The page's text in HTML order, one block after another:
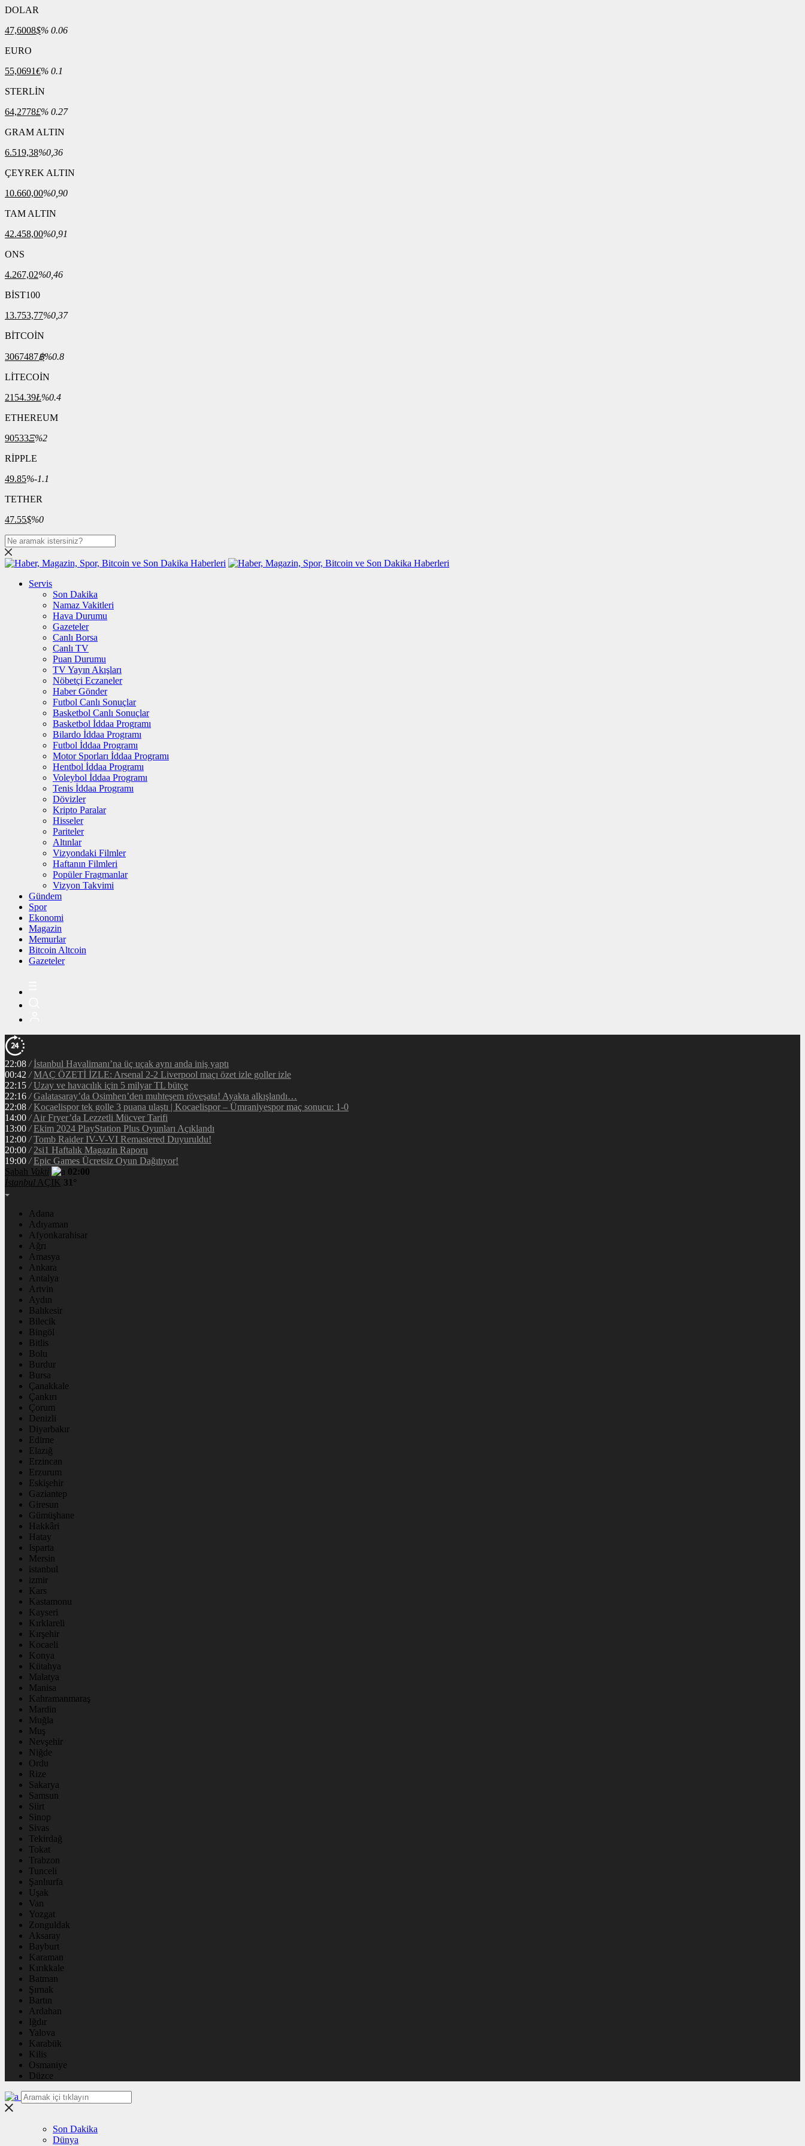
DOLAR
47,6008$% 0.06
EURO
55,0691€% 0.1
STERLİN
64,2778£% 0.27
GRAM ALTIN
6.519,38%0,36
ÇEYREK ALTIN
10.660,00%0,90
TAM ALTIN
42.458,00%0,91
ONS
4.267,02%0,46
BİST100
13.753,77%0,37
BİTCOİN
3067487฿%0.8
LİTECOİN
2154.39Ł%0.4
ETHEREUM
90533Ξ%2
RİPPLE
49.85%-1.1
TETHER
47.55$%0
Servis
Son Dakika
Namaz Vakitleri
Hava Durumu
Gazeteler
Canlı Borsa
Canlı TV
Puan Durumu
TV Yayın Akışları
Nöbetçi Eczaneler
Haber Gönder
Futbol Canlı Sonuçlar
Basketbol Canlı Sonuçlar
Basketbol İddaa Programı
Bilardo İddaa Programı
Futbol İddaa Programı
Motor Sporları İddaa Programı
Hentbol İddaa Programı
Voleybol İddaa Programı
Tenis İddaa Programı
Dövizler
Kripto Paralar
Hisseler
Pariteler
Altınlar
Vizyondaki Filmler
Haftanın Filmleri
Popüler Fragmanlar
Vizyon Takvimi
Gündem
Spor
Ekonomi
Magazin
Memurlar
Bitcoin Altcoin
Gazeteler
22:08 / İstanbul Havalimanı’na üç uçak aynı anda iniş yaptı
00:42 / MAÇ ÖZETİ İZLE: Arsenal 2-2 Liverpool maçı özet izle goller izle
22:15 / Uzay ve havacılık için 5 milyar TL bütçe
22:16 / Galatasaray’da Osimhen’den muhteşem röveşata! Ayakta alkışlandı…
22:08 / Kocaelispor tek golle 3 puana ulaştı | Kocaelispor – Ümraniyespor maç sonucu: 1-0
14:00 / Air Fryer’da Lezzetli Mücver Tarifi
13:00 / Ekim 2024 PlayStation Plus Oyunları Açıklandı
12:00 / Tomb Raider IV-V-VI Remastered Duyuruldu!
20:00 / 2si1 Haftalık Magazin Raporu
19:00 / Epic Games Ücretsiz Oyun Dağıtıyor!
Sabah Vakti
02:00
İstanbul AÇIK 31°
Adana
Adıyaman
Afyonkarahisar
Ağrı
Amasya
Ankara
Antalya
Artvin
Aydın
Balıkesir
Bilecik
Bingöl
Bitlis
Bolu
Burdur
Bursa
Çanakkale
Çankırı
Çorum
Denizli
Diyarbakır
Edirne
Elazığ
Erzincan
Erzurum
Eskişehir
Gaziantep
Giresun
Gümüşhane
Hakkâri
Hatay
Isparta
Mersin
istanbul
izmir
Kars
Kastamonu
Kayseri
Kırklareli
Kırşehir
Kocaeli
Konya
Kütahya
Malatya
Manisa
Kahramanmaraş
Mardin
Muğla
Muş
Nevşehir
Niğde
Ordu
Rize
Sakarya
Samsun
Siirt
Sinop
Sivas
Tekirdağ
Tokat
Trabzon
Tunceli
Şanlıurfa
Uşak
Van
Yozgat
Zonguldak
Aksaray
Bayburt
Karaman
Kırıkkale
Batman
Şırnak
Bartın
Ardahan
Iğdır
Yalova
Karabük
Kilis
Osmaniye
Düzce
Son Dakika
Dünya